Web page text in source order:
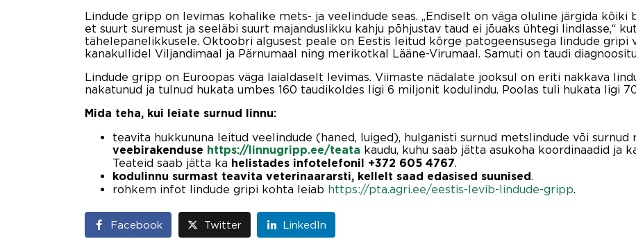
Lindude gripp on levimas kohalike mets- ja veelindude seas. „Endiselt on väga oluline järgida
et suurt suremust ja seeläbi suurt majanduslikku kahju põhjustav taud ei jõuaks ühtegi lindlasse,“
tähelepanelikkusele. Oktoobri algusest peale on Eestis leitud kõrge patogeensusega lindude gripi
kanakullidel Viljandimaal ja Pärnumaal ning merikotkal Lääne-Virumaal. Samuti on taudi
Lindude gripp on Euroopas väga laialdaselt levimas. Viimaste nädalate jooksul on eriti nakkava
nakatunud ja tulnud hukata umbes 160 taudikoldes ligi 6 miljonit kodulindu. Poolas tuli hukata ligi
Mida teha, kui leiate surnud linnu:
teavita hukkununa leitud veelindude (haned, luiged), hulganisti surnud metslindude või
veebirakenduse https://linnugripp.ee/teata kaudu, kuhu saab jätta asukoha koordinaadid ja
Teateid saab jätta ka helistades infotelefonil +372 605 4767.
kodulinnu surmast teavita veterinaararsti, kellelt saad edasised suunised.
rohkem infot lindude gripi kohta leiab https://pta.agri.ee/eestis-levib-lindude-gripp.
Facebook Twitter LinkedIn